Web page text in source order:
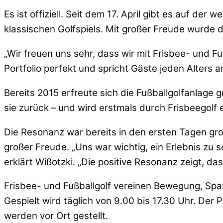
Es ist offiziell. Seit dem 17. April gibt es auf der
klassischen Golfspiels. Mit großer Freude
„Wir freuen uns sehr, dass wir mit Frisbee- und
Portfolio perfekt und spricht Gäste jeden Alters
Bereits 2015 erfreute sich die Fußballgolfanlage
sie zurück – und wird erstmals durch Frisbeegolf
Die Resonanz war bereits in den ersten Tagen
großer Freude. „Uns war wichtig, ein Erlebnis
erklärt Wißotzki. „Die positive Resonanz zeigt,
Frisbee- und Fußballgolf vereinen Bewegung,
Gespielt wird täglich von 9.00 bis 17.30 Uhr. Der
werden vor Ort gestellt.